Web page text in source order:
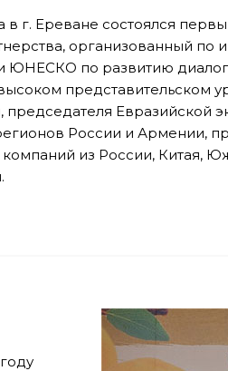
в г. Ереване состоялся
организованный по
ЮНЕСКО по развитию
представительском
Евразийской
России и Армении,
из России, Китая,